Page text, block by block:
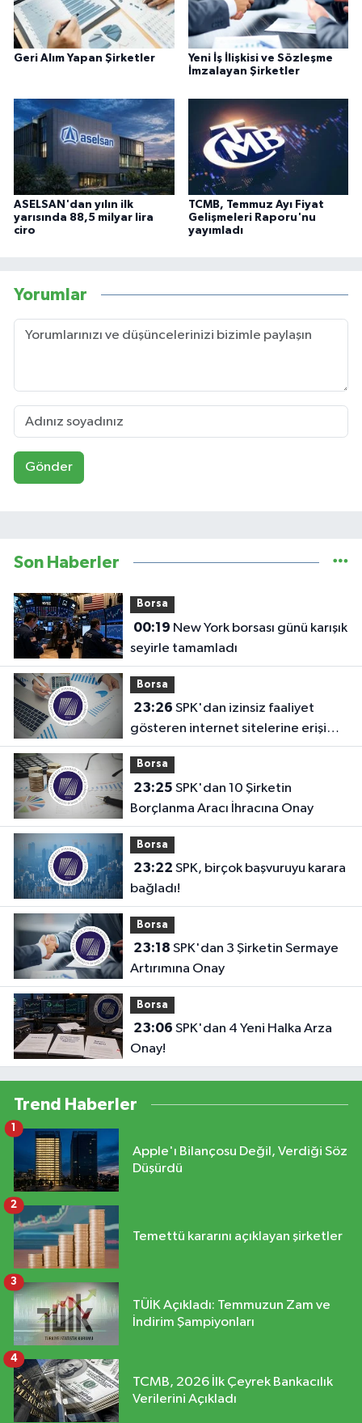
Geri Alım Yapan Şirketler
Yeni İş İlişkisi ve Sözleşme
İmzalayan Şirketler
ASELSAN'dan yılın ilk
yarısında 88,5 milyar lira
ciro
TCMB, Temmuz Ayı Fiyat
Gelişmeleri Raporu'nu
yayımladı
Yorumlar
Gönder
Son Haberler
Borsa
00:19
seyirle tamamladı
Borsa
23:26
gösteren internet sitelerine erişim
engeli!
Borsa
23:25
Borçlanma Aracı İhracına Onay
Borsa
23:22
bağladı!
Borsa
23:18
Artırımına Onay
Borsa
23:06
Onay!
Trend Haberler
Apple'ı Bilançosu Değil, Verdiği Söz
Düşürdü
1
Temettü kararını açıklayan şirketler
2
TÜİK Açıkladı: Temmuzun Zam ve
İndirim Şampiyonları
3
TCMB, 2026 İlk Çeyrek Bankacılık
Verilerini Açıkladı
4